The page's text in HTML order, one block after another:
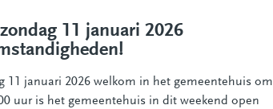
11 januari 2026
11 januari 2026 welkom in het gemeentehuis om
uur is het gemeentehuis in dit weekend open